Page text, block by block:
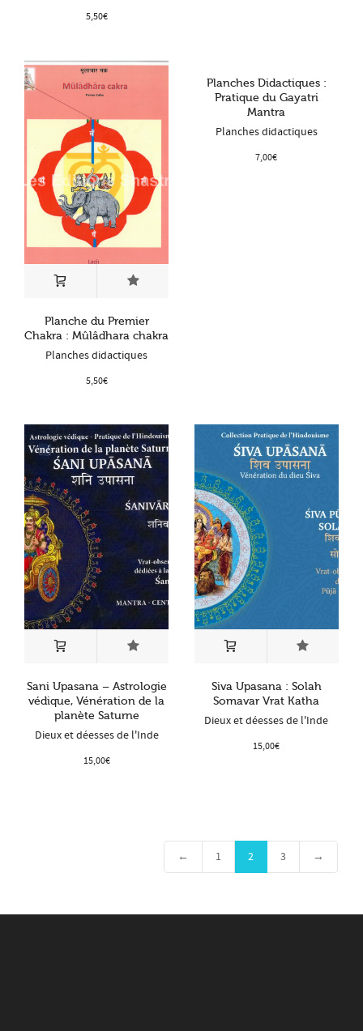
5,50€
Planche du Premier
Chakra : Mûlâdhara chakra
Planches didactiques
5,50€
Planches Didactiques :
Pratique du Gayatri
Mantra
Planches didactiques
7,00€
Sani Upasana – Astrologie
védique, Vénération de la
planète Saturne
Dieux et déesses de l'Inde
15,00€
Siva Upasana : Solah
Somavar Vrat Katha
Dieux et déesses de l'Inde
15,00€
← 1 2 3 →